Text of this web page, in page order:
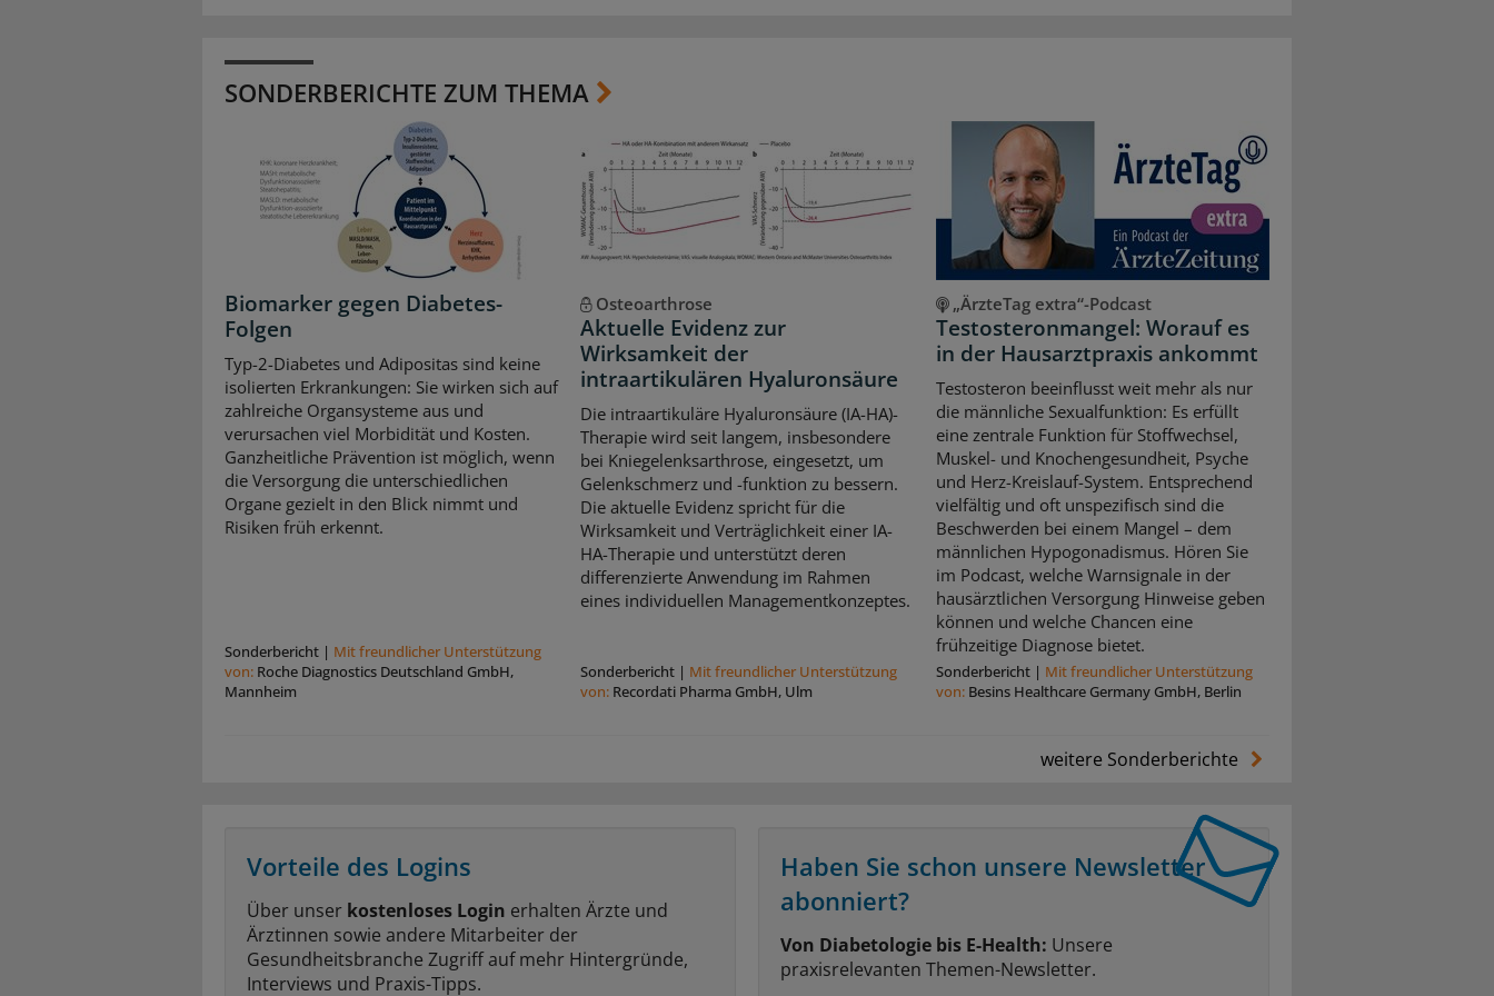
SONDERBERICHTE ZUM THEMA
Biomarker gegen Diabetes-
Folgen
Typ-2-Diabetes und Adipositas sind keine
isolierten Erkrankungen: Sie wirken sich auf
zahlreiche Organsysteme aus und
verursachen viel Morbidität und Kosten.
Ganzheitliche Prävention ist möglich, wenn
die Versorgung die unterschiedlichen
Organe gezielt in den Blick nimmt und
Risiken früh erkennt.
Sonderbericht | Mit freundlicher Unterstützung
von: Roche Diagnostics Deutschland GmbH,
Mannheim
Osteoarthrose
Aktuelle Evidenz zur
Wirksamkeit der
intraartikulären Hyaluronsäure
Die intraartikuläre Hyaluronsäure (IA-HA)-
Therapie wird seit langem, insbesondere
bei Kniegelenksarthrose, eingesetzt, um
Gelenkschmerz und -funktion zu bessern.
Die aktuelle Evidenz spricht für die
Wirksamkeit und Verträglichkeit einer IA-
HA-Therapie und unterstützt deren
differenzierte Anwendung im Rahmen
eines individuellen Managementkonzeptes.
Sonderbericht| Mit freundlicher Unterstützung
von: Recordati Pharma GmbH, Ulm
„ÄrzteTag extra“-Podcast
Testosteronmangel: Worauf es
in der Hausarztpraxis ankommt
Testosteron beeinflusst weit mehr als nur
die männliche Sexualfunktion: Es erfüllt
eine zentrale Funktion für Stoffwechsel,
Muskel- und Knochengesundheit, Psyche
und Herz-Kreislauf-System. Entsprechend
vielfältig und oft unspezifisch sind die
Beschwerden bei einem Mangel – dem
männlichen Hypogonadismus. Hören Sie
im Podcast, welche Warnsignale in der
hausärztlichen Versorgung Hinweise geben
können und welche Chancen eine
frühzeitige Diagnose bietet.
Sonderbericht| Mit freundlicher Unterstützung
von: Besins Healthcare Germany GmbH, Berlin
weitere Sonderberichte
Vorteile des Logins
Über unser kostenloses Login erhalten Ärzte und
Ärztinnen sowie andere Mitarbeiter der
Gesundheitsbranche Zugriff auf mehr Hintergründe,
Interviews und Praxis-Tipps.
Haben Sie schon unsere Newsletter
abonniert?
Von Diabetologie bis E-Health: Unsere
praxisrelevanten Themen-Newsletter.